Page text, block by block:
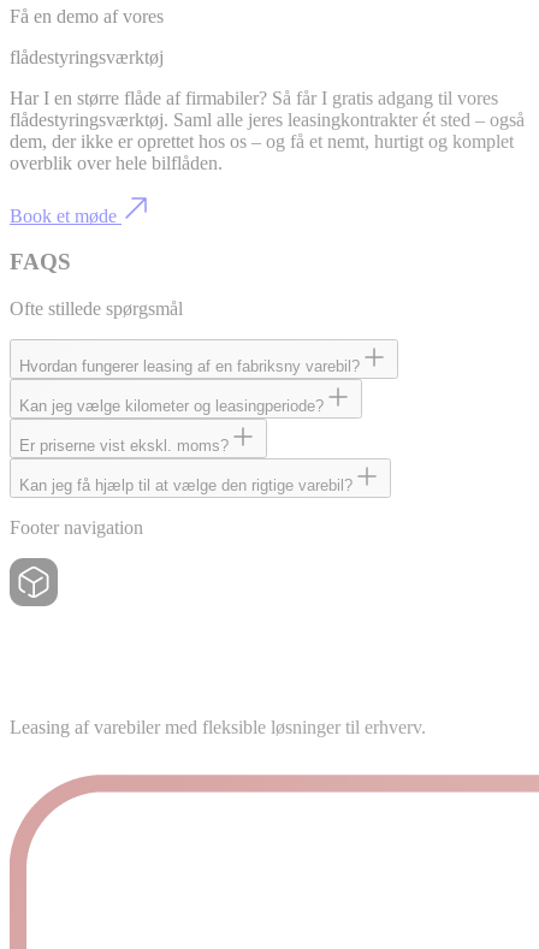
Få en demo af vores
flådestyringsværktøj
Har I en større flåde af firmabiler? Så får I gratis adgang til vores
flådestyringsværktøj. Saml alle jeres leasingkontrakter ét sted – også
dem, der ikke er oprettet hos os – og få et nemt, hurtigt og komplet
overblik over hele bilflåden.
Book et møde
FAQS
Ofte stillede spørgsmål
Hvordan fungerer leasing af en fabriksny varebil?
Kan jeg vælge kilometer og leasingperiode?
Er priserne vist ekskl. moms?
Kan jeg få hjælp til at vælge den rigtige varebil?
Footer navigation
Leasing af varebiler med fleksible løsninger til erhverv.